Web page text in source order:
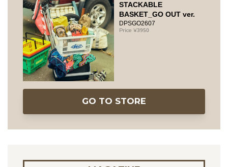
STACKABLE
BASKET_GO OUT ver.
DPSGO2607
3950
GO TO STORE